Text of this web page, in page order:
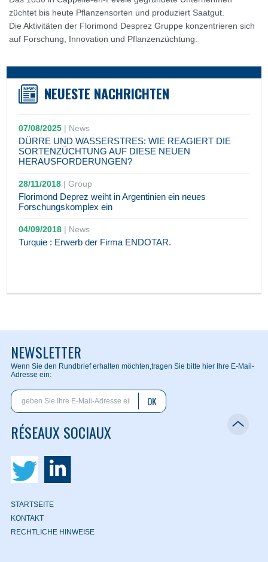
züchtet bis heute Pflanzensorten und produziert Saatgut.
Die Aktivitäten der Florimond Desprez Gruppe konzentrieren sich
auf Forschung, Innovation und Pflanzenzüchtung.
NEUESTE NACHRICHTEN
07/08/2025 | News
DÜRRE UND WASSERSTRES: WIE REAGIERT DIE
SORTENZÜCHTUNG AUF DIESE NEUEN
HERAUSFORDERUNGEN?
28/11/2018 |Group
Florimond Deprez weiht in Argentinien ein neues
Forschungskomplex ein
04/09/2018 | News
Turquie : Erwerb der Firma ENDOTAR.
NEWSLETTER
Wenn Sie den Rundbrief erhalten möchten,tragen Sie bitte hier Ihre E-Mail-
Adresse ein:
OK
RÉSEAUX SOCIAUX
STARTSEITE
KONTAKT
RECHTLICHE HINWEISE